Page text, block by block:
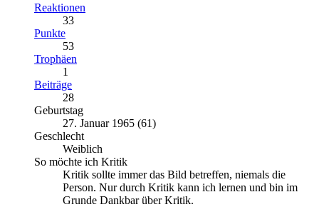
Reaktionen
33
Punkte
53
Trophäen
1
Beiträge
28
Geburtstag
27. Januar 1965 (61)
Geschlecht
Weiblich
So möchte ich Kritik
Kritik sollte immer das Bild betreffen, niemals die
Person. Nur durch Kritik kann ich lernen und bin im
Grunde Dankbar über Kritik.